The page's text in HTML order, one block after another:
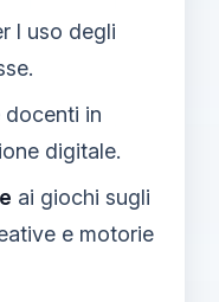
l uso degli
docenti in
digitale.
ai giochi sugli
e motorie